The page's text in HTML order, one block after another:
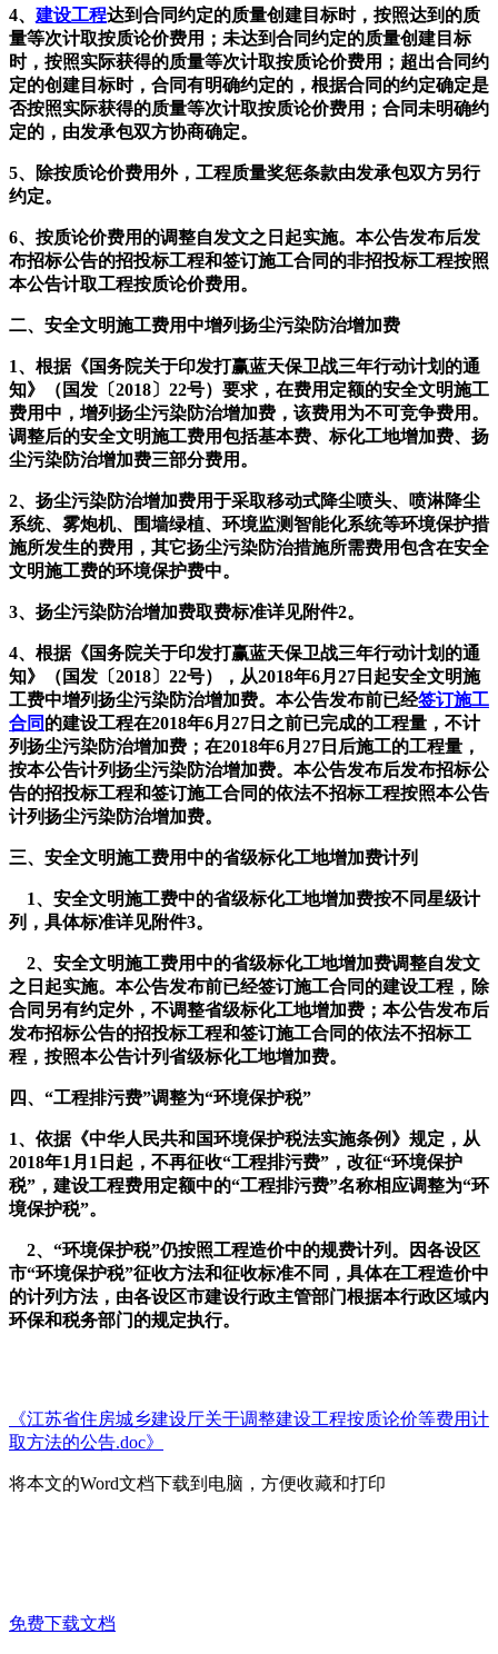
4、 建设工程达到合同约定的质量创建目标时，按照达到的质
量等次计取按质论价费用；未达到合同约定的质量创建目标
时，按照实际获得的质量等次计取按质论价费用；超出合同约
定的创建目标时，合同有明确约定的，根据合同的约定确定是
否按照实际获得的质量等次计取按质论价费用；合同未明确约
定的，由发承包双方协商确定。
5、除按质论价费用外，工程质量奖惩条款由发承包双方另行
约定。
6、按质论价费用的调整自发文之日起实施。本公告发布后发
布招标公告的招投标工程和签订施工合同的非招投标工程按照
本公告计取工程按质论价费用。
二、安全文明施工费用中增列扬尘污染防治增加费
1、根据《国务院关于印发打赢蓝天保卫战三年行动计划的通
知》（国发〔2018〕22号）要求，在费用定额的安全文明施工
费用中，增列扬尘污染防治增加费，该费用为不可竞争费用。
调整后的安全文明施工费用包括基本费、标化工地增加费、扬
尘污染防治增加费三部分费用。
2、扬尘污染防治增加费用于采取移动式降尘喷头、喷淋降尘
系统、雾炮机、围墙绿植、环境监测智能化系统等环境保护措
施所发生的费用，其它扬尘污染防治措施所需费用包含在安全
文明施工费的环境保护费中。
3、扬尘污染防治增加费取费标准详见附件2。
4、根据《国务院关于印发打赢蓝天保卫战三年行动计划的通
知》（国发〔2018〕22号），从2018年6月27日起安全文明施
工费中增列扬尘污染防治增加费。本公告发布前已经签订施工
合同 的建设工程在2018年6月27日之前已完成的工程量，不计
列扬尘污染防治增加费；在2018年6月27日后施工的工程量，
按本公告计列扬尘污染防治增加费。本公告发布后发布招标公
告的招投标工程和签订施工合同的依法不招标工程按照本公告
计列扬尘污染防治增加费。
三、安全文明施工费用中的省级标化工地增加费计列
1、安全文明施工费中的省级标化工地增加费按不同星级计
列，具体标准详见附件3。
2、安全文明施工费用中的省级标化工地增加费调整自发文
之日起实施。本公告发布前已经签订施工合同的建设工程，除
合同另有约定外，不调整省级标化工地增加费；本公告发布后
发布招标公告的招投标工程和签订施工合同的依法不招标工
程，按照本公告计列省级标化工地增加费。
四、“工程排污费”调整为“环境保护税”
1、依据《中华人民共和国环境保护税法实施条例》规定，从
2018年1月1日起，不再征收“工程排污费”，改征“环境保护
税”，建设工程费用定额中的“工程排污费”名称相应调整为“环
境保护税”。
2、“环境保护税”仍按照工程造价中的规费计列。因各设区
市“环境保护税”征收方法和征收标准不同，具体在工程造价中
的计列方法，由各设区市建设行政主管部门根据本行政区域内
环保和税务部门的规定执行。
《江苏省住房城乡建设厅关于调整建设工程按质论价等费用计
取方法的公告.doc》
将本文的Word文档下载到电脑，方便收藏和打印
免费下载文档